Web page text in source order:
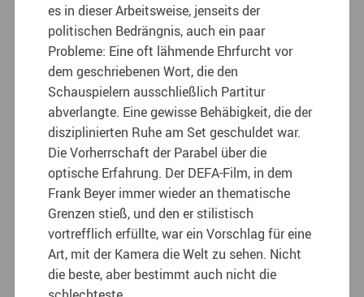
es in dieser Arbeitsweise, jenseits der
politischen Bedrängnis, auch ein paar
Probleme: Eine oft lähmende Ehrfurcht vor
dem geschriebenen Wort, die den
Schauspielern ausschließlich Partitur
abverlangte. Eine gewisse Behäbigkeit, die der
disziplinierten Ruhe am Set geschuldet war.
Die Vorherrschaft der Parabel über die
optische Erfahrung. Der DEFA-Film, in dem
Frank Beyer immer wieder an thematische
Grenzen stieß, und den er stilistisch
vortrefflich erfüllte, war ein Vorschlag für eine
Art, mit der Kamera die Welt zu sehen. Nicht
die beste, aber bestimmt auch nicht die